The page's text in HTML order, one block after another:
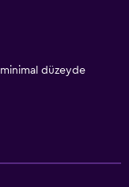
Eureka Kulesi
düzeyde